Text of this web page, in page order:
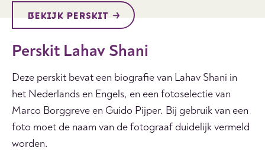
BEKIJK PERSKIT
Perskit Lahav Shani
Deze perskit bevat een biografie van Lahav Shani in
het Nederlands en Engels, en een fotoselectie van
Marco Borggreve en Guido Pijper. Bij gebruik van een
foto moet de naam van de fotograaf duidelijk vermeld
worden.